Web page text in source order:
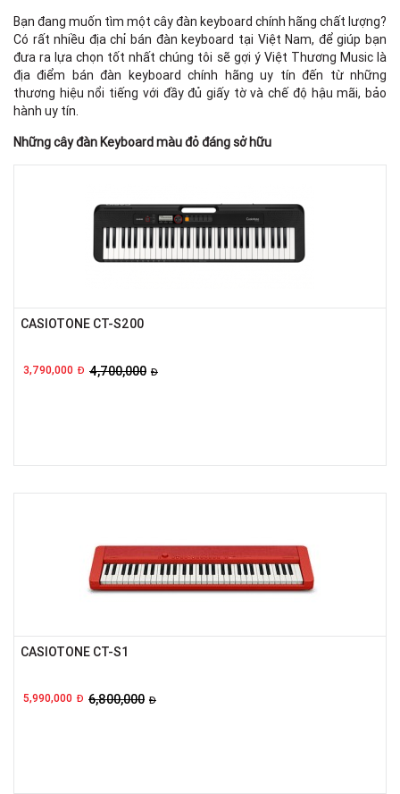
Bạn đang muốn tìm một cây đàn keyboard chính hãng chất lượng?
Có rất nhiều địa chỉ bán đàn keyboard tại Việt Nam, để giúp bạn
đưa ra lựa chọn tốt nhất chúng tôi sẽ gợi ý Việt Thương Music là
địa điểm bán đàn keyboard chính hãng uy tín đến từ những
thương hiệu nổi tiếng với đầy đủ giấy tờ và chế độ hậu mãi, bảo
hành uy tín.
Những cây đàn Keyboard màu đỏ đáng sở hữu
CASIOTONE CT-S200
3,790,000 Đ 4,700,000 Đ
CASIOTONE CT-S1
5,990,000 Đ 6,800,000 Đ